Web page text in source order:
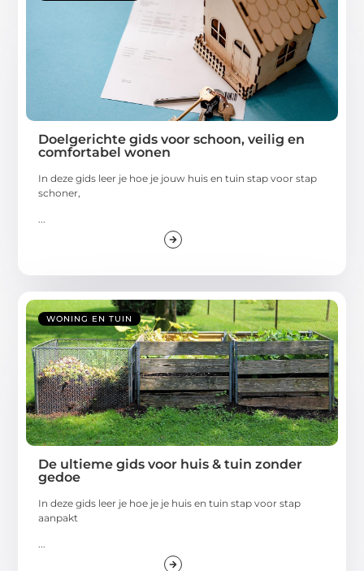
Doelgerichte gids voor schoon, veilig en
comfortabel wonen
In deze gids leer je hoe je jouw huis en tuin stap voor stap
schoner,
...
WONING EN TUIN
De ultieme gids voor huis & tuin zonder
gedoe
In deze gids leer je hoe je je huis en tuin stap voor stap
aanpakt
...